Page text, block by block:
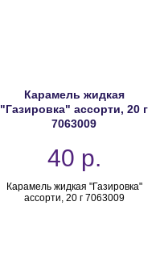
Карамель жидкая
"Газировка" ассорти, 20 г
7063009
40 р.
Карамель жидкая "Газировка"
ассорти, 20 г 7063009